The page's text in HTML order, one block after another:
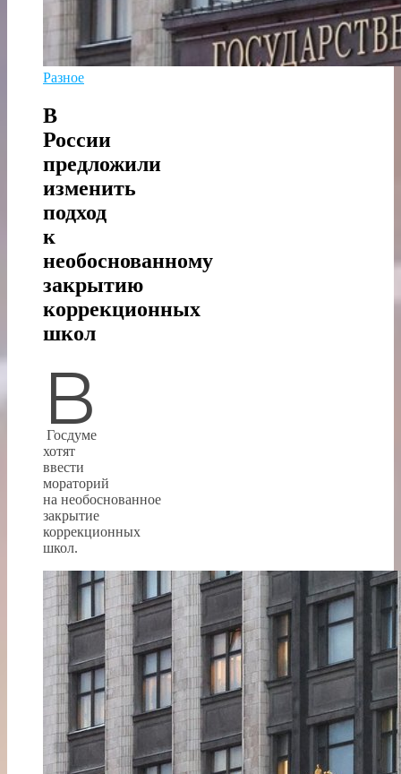
Разное
В
России
предложили
изменить
подход
к
необоснованному
закрытию
коррекционных
школ
В
Госдуме
хотят
ввести
мораторий
на необоснованное
закрытие
коррекционных
школ.